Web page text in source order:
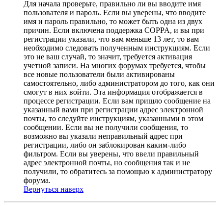
Для начала проверьте, правильно ли вы вводите имя
пользователя и пароль. Если вы уверены, что вводите
имя и пароль правильно, то может быть одна из двух
причин. Если включена поддержка COPPA, и вы при
регистрации указали, что вам меньше 13 лет, то вам
необходимо следовать полученным инструкциям. Если
это не ваш случай, то значит, требуется активация
учетной записи. На многих форумах требуется, чтобы
все новые пользователи были активированы
самостоятельно, либо администратором до того, как они
смогут в них войти. Эта информация отображается в
процессе регистрации. Если вам пришло сообщение на
указанный вами при регистрации адрес электронной
почты, то следуйте инструкциям, указанными в этом
сообщении. Если вы не получили сообщения, то
возможно вы указали неправильный адрес при
регистрации, либо он заблокирован каким-либо
фильтром. Если вы уверены, что ввели правильный
адрес электронной почты, но сообщения так и не
получили, то обратитесь за помощью к администратору
форума.
Вернуться наверх